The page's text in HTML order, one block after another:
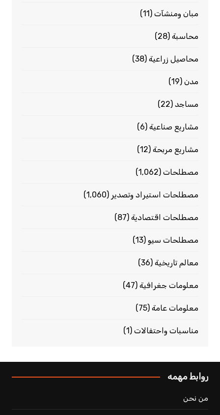
مبان ومنشآت(11)
محاسبة(28)
محاصيل زراعية(38)
مدن(19)
مساجد(22)
مشاريع صناعية(6)
مشاريع مربحة(12)
مصطلحات(1٬062)
مصطلحات استيراد وتصدير (1٬060)
مصطلحات اقتصادية(87)
مصطلحات سيو(13)
معالم تاريخية(36)
معلومات جغرافية(47)
معلومات عامة(75)
مناسبات واحتفالات(1)
روابط مهمه
من نحن